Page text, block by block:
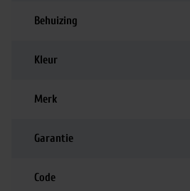
Behuizing
Kleur
Merk
Garantie
Code